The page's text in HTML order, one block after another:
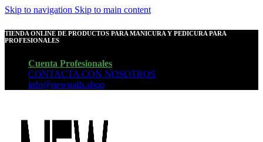
Skip to navigation Skip to main content
TIENDA ONLINE DE PRODUCTOS PARA MANICURA Y PEDICURA PARA
PROFESIONALES
Cuenta Profesionales
CONTACTA CON NOSOTROS
info@newnails.shop